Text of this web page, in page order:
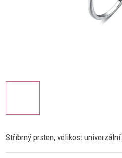
Stříbrný prsten, velikost univerzální.